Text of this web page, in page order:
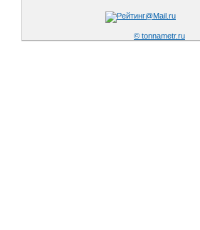
© tonnametr.ru